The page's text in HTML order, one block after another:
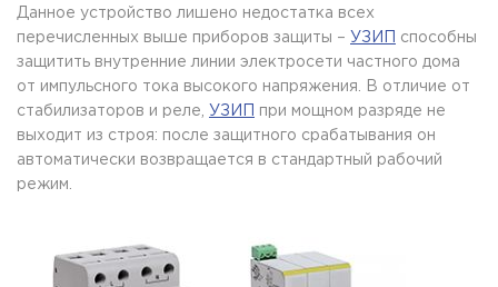
Данное устройство лишено недостатка всех
перечисленных выше приборов защиты – УЗИП
способны
защитить внутренние линии электросети частного дома
от импульсного тока высокого напряжения. В отличие от
стабилизаторов и реле, УЗИП
при мощном разряде не
выходит из строя: после защитного срабатывания он
автоматически возвращается в стандартный рабочий
режим.